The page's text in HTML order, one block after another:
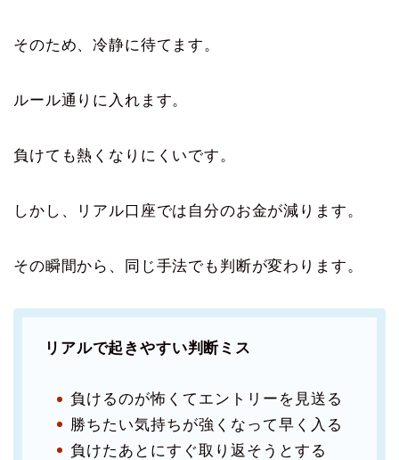
そのため、冷静に待てます。
ルール通りに入れます。
負けても熱くなりにくいです。
しかし、リアル口座では自分のお金が減ります。
その瞬間から、同じ手法でも判断が変わります。
リアルで起きやすい判断ミス
負けるのが怖くてエントリーを見送る
勝ちたい気持ちが強くなって早く入る
負けたあとにすぐ取り返そうとする